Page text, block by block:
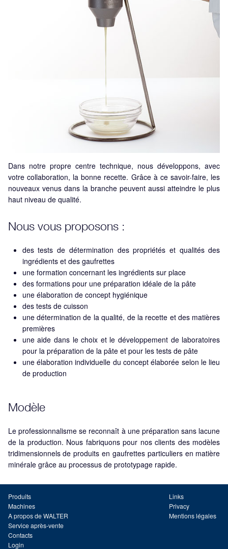
Dans notre propre centre technique, nous développons, avec
votre collaboration, la bonne recette. Grâce à ce savoir-faire, les
nouveaux venus dans la branche peuvent aussi atteindre le plus
haut niveau de qualité.
Nous vous proposons :
des tests de détermination des propriétés et qualités des
ingrédients et des gaufrettes
une formation concernant les ingrédients sur place
des formations pour une préparation idéale de la pâte
une élaboration de concept hygiénique
des tests de cuisson
une détermination de la qualité, de la recette et des matières
premières
une aide dans le choix et le développement de laboratoires
pour la préparation de la pâte et pour les tests de pâte
une élaboration individuelle du concept élaborée selon le lieu
de production
Modèle
Le professionnalisme se reconnaît à une préparation sans lacune
de la production. Nous fabriquons pour nos clients des modèles
tridimensionnels de produits en gaufrettes particuliers en matière
minérale grâce au processus de prototypage rapide.
Produits
Machines
A propos de WALTER
Service après-vente
Contacts
Login
Links
Privacy
Mentions légales